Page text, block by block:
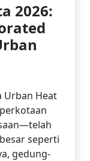
2026:
Urban Heat
seperti
gedung-